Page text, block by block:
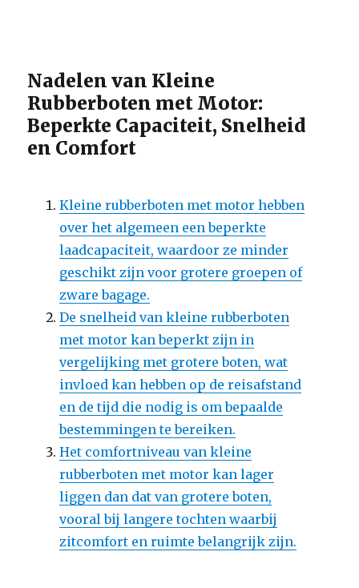
Nadelen van Kleine
Rubberboten met Motor:
Beperkte Capaciteit, Snelheid
en Comfort
Kleine rubberboten met motor hebben
over het algemeen een beperkte
laadcapaciteit, waardoor ze minder
geschikt zijn voor grotere groepen of
zware bagage.
De snelheid van kleine rubberboten
met motor kan beperkt zijn in
vergelijking met grotere boten, wat
invloed kan hebben op de reisafstand
en de tijd die nodig is om bepaalde
bestemmingen te bereiken.
Het comfortniveau van kleine
rubberboten met motor kan lager
liggen dan dat van grotere boten,
vooral bij langere tochten waarbij
zitcomfort en ruimte belangrijk zijn.